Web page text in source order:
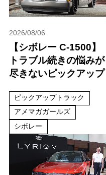
2026/08/06
【シボレー C-1500】
トラブル続きの悩みが
尽きないピックアップ
ピックアップトラック
アメマガガールズ
シボレー